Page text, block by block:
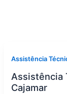
Assistência
Assistência
Cajamar